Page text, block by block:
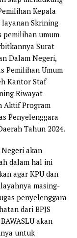
Kepala
Skrining
pemilihan umum
Surat
Dalam Negeri,
Pemilihan Umum
Kantor Staf
Riwayat
Aktif Program
Penyelenggara
Tahun 2024.
akan
dalam hal ini
agar KPU dan
masing-
penyelenggara
dari BPJS
akan
untuk